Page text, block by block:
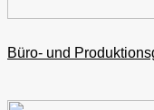
Büro- und